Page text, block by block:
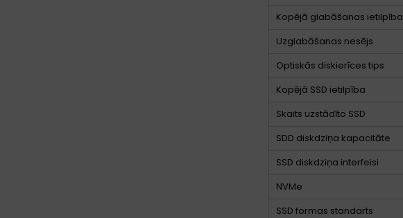
Kopējā glabāšanas ietilpība
Uzglabāšanas nesējs
Optiskās diskierīces tips
Kopējā SSD ietilpība
Skaits uzstādīto SSD
SDD diskdziņa kapacitāte
SSD diskdziņa interfeisi
NVMe
SSD formas standarts